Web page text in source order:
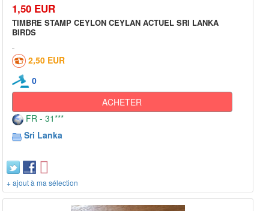
1,50 EUR
TIMBRE STAMP CEYLON CEYLAN ACTUEL SRI LANKA
BIRDS
2,50 EUR
0
ACHETER
FR - 31***
Sri Lanka
+ ajout à ma sélection